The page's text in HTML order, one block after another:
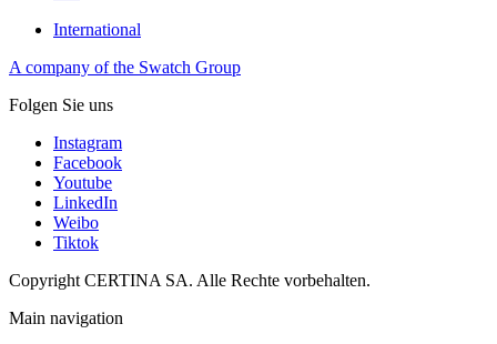
International
A company of the Swatch Group
Folgen Sie uns
Instagram
Facebook
Youtube
LinkedIn
Weibo
Tiktok
Copyright CERTINA SA. Alle Rechte vorbehalten.
Main navigation